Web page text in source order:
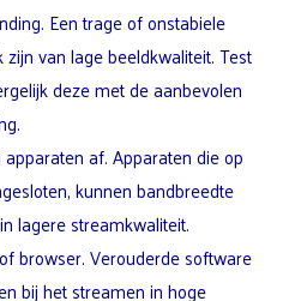
Een trage of onstabiele
van lage beeldkwaliteit. Test
deze met de aanbevolen
af. Apparaten die op
kunnen bandbreedte
lagere streamkwaliteit.
browser. Verouderde software
bij het streamen in hoge